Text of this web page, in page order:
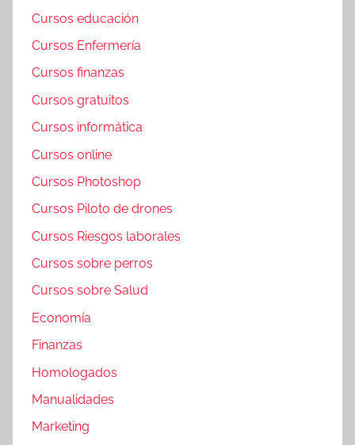
Cursos educación
Cursos Enfermería
Cursos finanzas
Cursos gratuitos
Cursos informática
Cursos online
Cursos Photoshop
Cursos Piloto de drones
Cursos Riesgos laborales
Cursos sobre perros
Cursos sobre Salud
Economía
Finanzas
Homologados
Manualidades
Marketing